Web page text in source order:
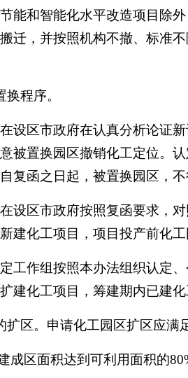
能和智能化水平改造项目除
迁，并按照机构不撤、标准
程序。
在设区市政府在认真分析论
被置换园区撤销化工定位。
复函之日起，被置换园区，
在设区市政府按照复函要求，
建化工项目，项目投产前化
定工作组按照本办法组织认定
建化工项目，筹建期内已建
区。申请化工园区扩区应满
成区面积达到可利用面积的